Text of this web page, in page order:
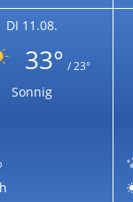
DI 11.08.
33° / 23°
Sonnig